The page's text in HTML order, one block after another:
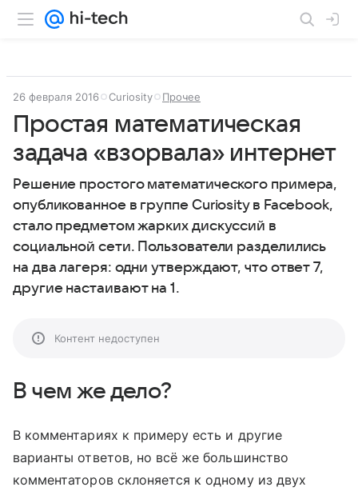
26 февраля 2016 Curiosity Прочее
Простая математическая
задача «взорвала» интернет
Решение простого математического примера,
опубликованное в группе Curiosity в Facebook,
стало предметом жарких дискуссий в
социальной сети. Пользователи разделились
на два лагеря: одни утверждают, что ответ 7,
другие настаивают на 1.
Контент недоступен
В чем же дело?
В комментариях к примеру есть и другие
варианты ответов, но всё же большинство
комментаторов склоняется к одному из двух